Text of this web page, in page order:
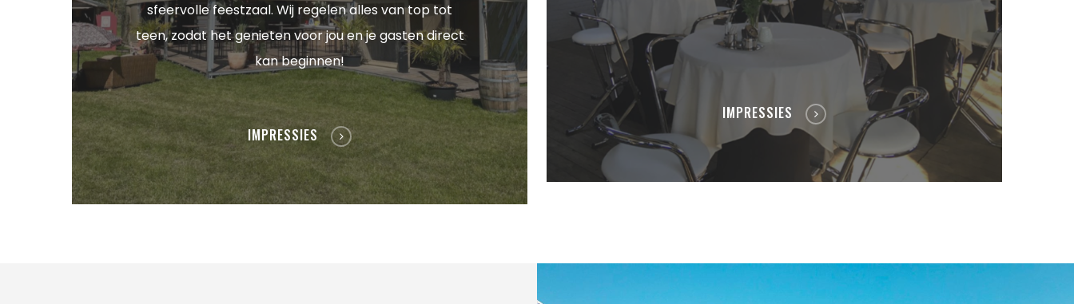
sfeervolle feestzaal. Wij regelen alles van top tot
teen, zodat het genieten voor jou en je gasten direct
kan beginnen!
IMPRESSIES
IMPRESSIES